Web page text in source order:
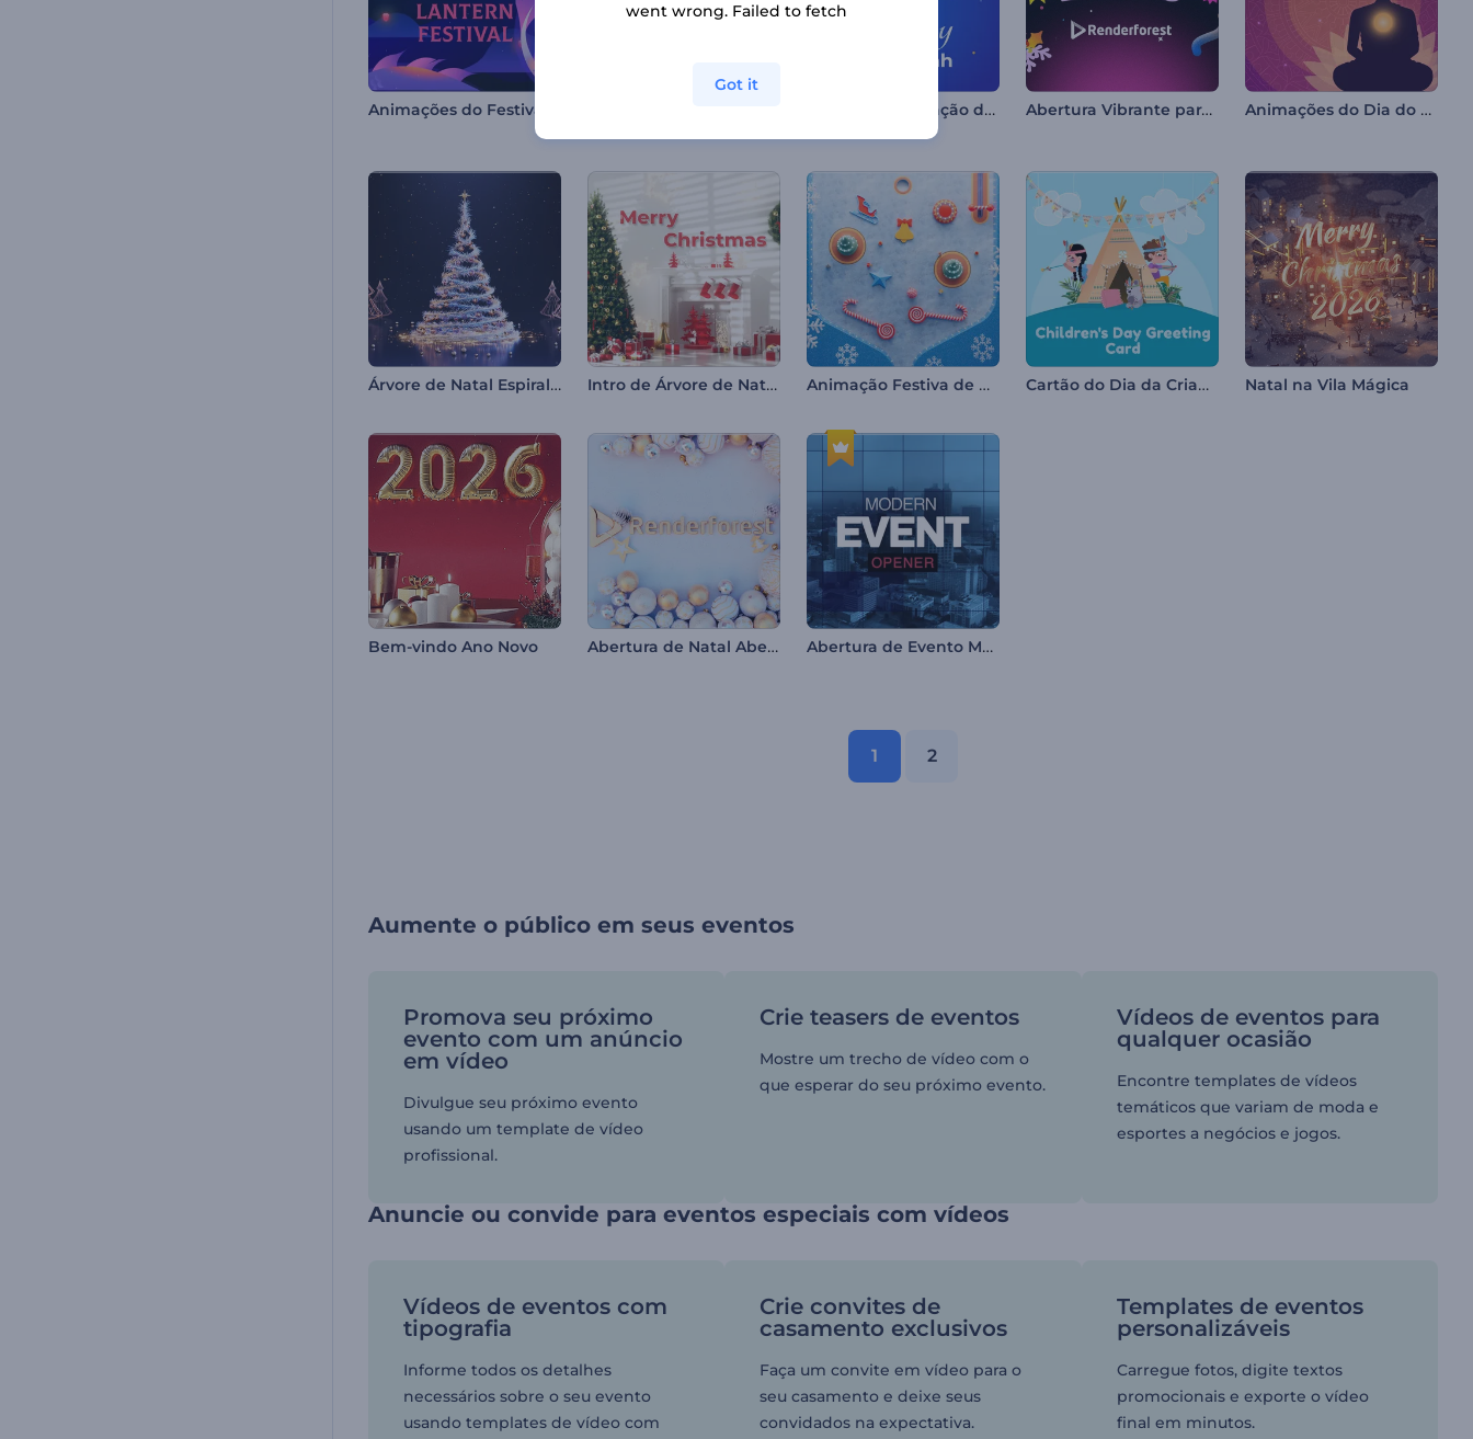
Reels de Celebração do Hanucá Abertura Vibrante para o Natal Animações do Dia do Bodhi
Árvore de Natal Espiral Mágica Intro de Árvore de Natal Decorada Animação Festiva de Natal com Pinball Cartão do Dia da Criança Natal na Vila Mágica
Bem-vindo Ano Novo Abertura de Natal Abençoado Abertura de Evento Moderno
1 2
Aumente o público em seus eventos
Promova seu próximo
evento com um anúncio
em vídeo
Divulgue seu próximo evento
usando um template de vídeo
profissional.
Crie teasers de eventos
Mostre um trecho de vídeo com o
que esperar do seu próximo evento.
Vídeos de eventos para
qualquer ocasião
Encontre templates de vídeos
temáticos que variam de moda e
esportes a negócios e jogos.
Anuncie ou convide para eventos especiais com vídeos
Vídeos de eventos com
tipografia
Informe todos os detalhes
necessários sobre o seu evento
usando templates de vídeo com
Crie convites de
casamento exclusivos
Faça um convite em vídeo para o
seu casamento e deixe seus
convidados na expectativa.
Templates de eventos
personalizáveis
Carregue fotos, digite textos
promocionais e exporte o vídeo
final em minutos.
went wrong. Failed to fetch
Got it